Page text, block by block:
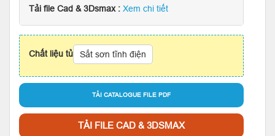
Tải file Cad & 3Dsmax : Xem chi tiết
Chất liệu tủ Sắt sơn tĩnh điện
TẢI CATALOGUE FILE PDF
TẢI FILE CAD & 3DSMAX